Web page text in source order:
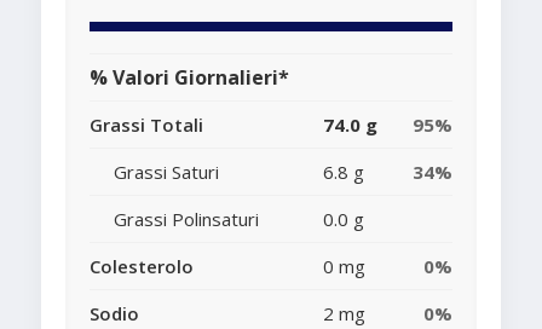
% Valori Giornalieri*
Grassi Totali 74.0 g
95%
Grassi Saturi
6.8 g
34%
Grassi Polinsaturi
0.0 g
Colesterolo
0 mg
0%
Sodio
2 mg
0%